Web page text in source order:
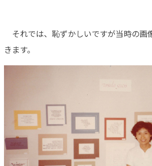
それでは、恥ずかしいですが当時の画
きます。